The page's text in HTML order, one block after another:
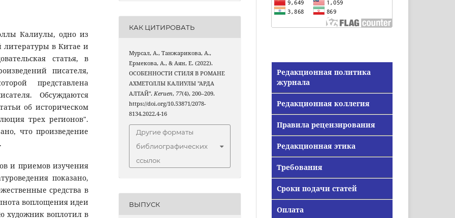
Калиулы, одно из
литературы в Китае и
статья, в
писателя,
представлена
Обсуждаются
об историческом
трех регионов".
что произведение
и приемов изучения
показано,
средства в
воплощения идеи
художник воплотил в
КАК ЦИТИРОВАТЬ
Мурсал, А., Танжарикова, А.,
Ермекова, А., & Аян, Е. (2022).
ОСОБЕННОСТИ СТИЛЯ В РОМАНЕ
АХМЕТОЛЛЫ КАЛИУЛЫ "АРДА
АЛТАЙ".Keruen, 77(4), 200–209.
https://doi.org/10.53871/2078-
8134.2022.4-16
Другие форматы
библиографических
ссылок
ВЫПУСК
Редакционная политика
журнала
Редакционная коллегия
Правила рецензирования
Редакционная этика
Требования
Сроки подачи статей
Оплата